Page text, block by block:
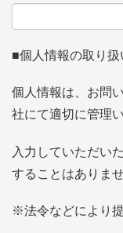
■個人情報の取り扱
個人情報は、お問
社にて適切に管理
入力していただい
することはありませ
※法令などにより